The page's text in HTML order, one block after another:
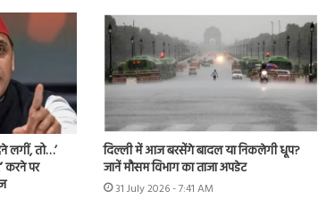
लगीं, तो…’
करने पर
दिल्ली में आज बरसेंगे बादल या निकलेगी धूप?
जानें मौसम विभाग का ताजा अपडेट
31 July 2026 - 7:41 AM